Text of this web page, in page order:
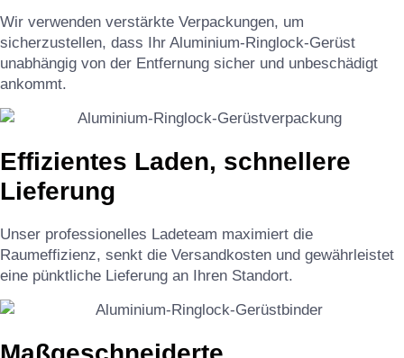
Wir verwenden verstärkte Verpackungen, um
sicherzustellen, dass Ihr Aluminium-Ringlock-Gerüst
unabhängig von der Entfernung sicher und unbeschädigt
ankommt.
Effizientes Laden, schnellere
Lieferung
Unser professionelles Ladeteam maximiert die
Raumeffizienz, senkt die Versandkosten und gewährleistet
eine pünktliche Lieferung an Ihren Standort.